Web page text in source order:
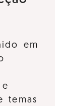
em
temas